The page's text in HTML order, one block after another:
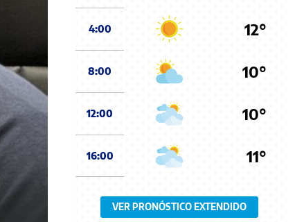
4:00 12°
8:00 10°
12:00 10°
16:00 11°
VER PRONÓSTICO EXTENDIDO